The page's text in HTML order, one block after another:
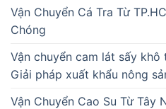
Vận Chuyển Cá Tra Từ
Chóng
Vận chuyển cam lát sấy khô
Giải pháp xuất khẩu nông
Vận Chuyển Cao Su Từ Tây